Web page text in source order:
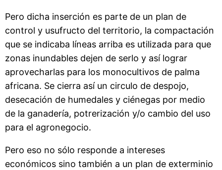
Pero dicha inserción es parte de un plan de
control y usufructo del territorio, la compactación
que se indicaba líneas arriba es utilizada para que
zonas inundables dejen de serlo y así lograr
aprovecharlas para los monocultivos de palma
africana. Se cierra así un circulo de despojo,
desecación de humedales y ciénegas por medio
de la ganadería, potrerización y/o cambio del uso
para el agronegocio.
Pero eso no sólo responde a intereses
económicos sino también a un plan de exterminio